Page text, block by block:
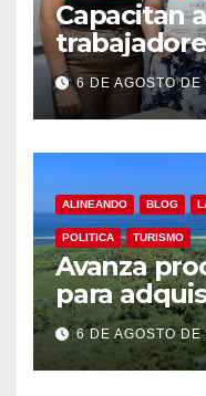
Capacitan
hotelero
humanos
en Los
6 DE AGOSTO
ALINEANDO BLOG
POLITICA TURISMO
Avanza
para
Josefino
6 DE AGOSTO